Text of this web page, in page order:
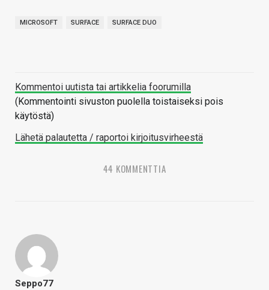
MICROSOFT SURFACE SURFACE DUO
Kommentoi uutista tai artikkelia foorumilla
(Kommentointi sivuston puolella toistaiseksi pois
käytöstä)
Lähetä palautetta / raportoi kirjoitusvirheestä
44 KOMMENTTIA
Seppo77